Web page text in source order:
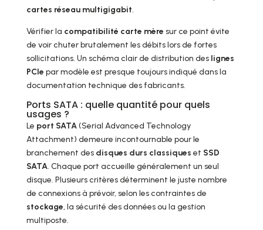
cartes réseau multigigabit.
Vérifier la compatibilité carte mère sur ce point évite
de voir chuter brutalement les débits lors de fortes
sollicitations. Un schéma clair de distribution des lignes
PCIe par modèle est presque toujours indiqué dans la
documentation technique des fabricants.
Ports SATA : quelle quantité pour quels
usages ?
Le port SATA(Serial Advanced Technology
Attachment) demeure incontournable pour le
branchement des disques durs classiques et SSD
SATA. Chaque port accueille généralement un seul
disque. Plusieurs critères déterminent le juste nombre
de connexions à prévoir, selon les contraintes de
stockage, la sécurité des données ou la gestion
multiposte.